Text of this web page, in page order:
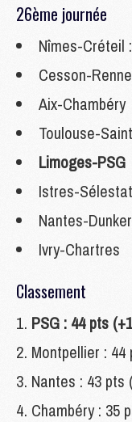
26ème journée
Nîmes-Créteil
Cesson-
Aix-Chambéry
Toulouse-
Limoges-PSG
Istres-Sélestat
Nantes-
Ivry-Chartres
Classement
PSG : 44 pts
Montpellier :
Nantes : 43 pts
Chambéry : 35